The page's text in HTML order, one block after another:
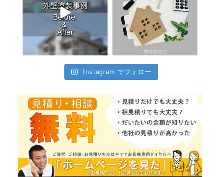
Instagram でフォロー